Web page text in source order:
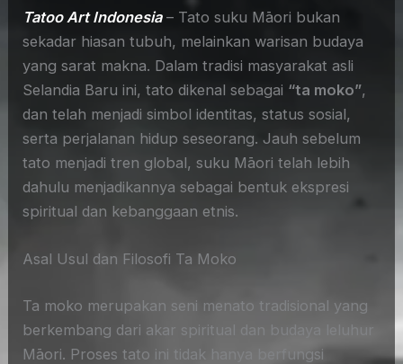
Tatoo Art Indonesia– Tato suku Māori bukan
sekadar hiasan tubuh, melainkan warisan budaya
yang sarat makna. Dalam tradisi masyarakat asli
Selandia Baru ini, tato dikenal sebagai “ta moko”,
dan telah menjadi simbol identitas, status sosial,
serta perjalanan hidup seseorang. Jauh sebelum
tato menjadi tren global, suku Māori telah lebih
dahulu menjadikannya sebagai bentuk ekspresi
spiritual dan kebanggaan etnis.
Asal Usul dan Filosofi Ta Moko
Ta moko merupakan seni menato tradisional yang
berkembang dari akar spiritual dan budaya leluhur
Māori. Proses tato ini tidak hanya berfungsi